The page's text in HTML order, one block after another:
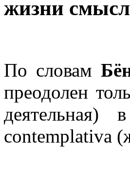
жизни
По словам
преодолен
contemplativa